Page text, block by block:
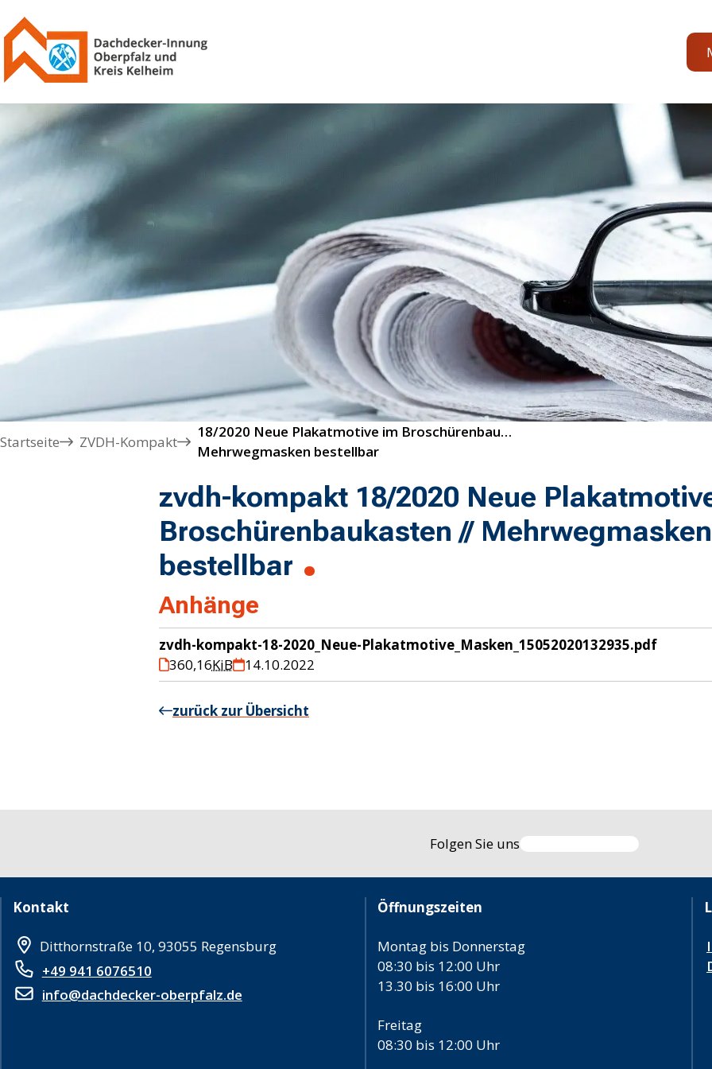
Startseite ZVDH-Kompakt
18/2020 Neue Plakatmotive im Broschürenbaukasten //
zvdh-kompakt 18/2020 Neue
Broschürenbaukasten // Mehrwegmasken
bestellbar
Anhänge
zvdh-kompakt-18-2020_Neue-Plakatmotive_Masken_15052020132935.pdf
360,16KiB 14.10.2022
zurück zur Übersicht
Folgen Sie uns
Kontakt
Ditthornstraße 10, 93055 Regensburg
+49 941 6076510
info@dachdecker-oberpfalz.de
Öffnungszeiten
Montag bis Donnerstag
08:30 bis 12:00 Uhr
13.30 bis 16:00 Uhr
Freitag
08:30 bis 12:00 Uhr